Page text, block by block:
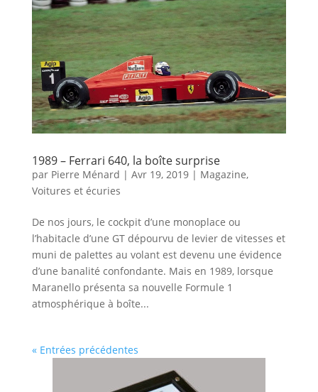
1989 – Ferrari 640, la boîte surprise
par Pierre Ménard | Avr 19, 2019| Magazine,
Voitures et écuries
De nos jours, le cockpit d’une monoplace ou
l’habitacle d’une GT dépourvu de levier de vitesses et
muni de palettes au volant est devenu une évidence
d’une banalité confondante. Mais en 1989, lorsque
Maranello présenta sa nouvelle Formule 1
atmosphérique à boîte...
« Entrées précédentes